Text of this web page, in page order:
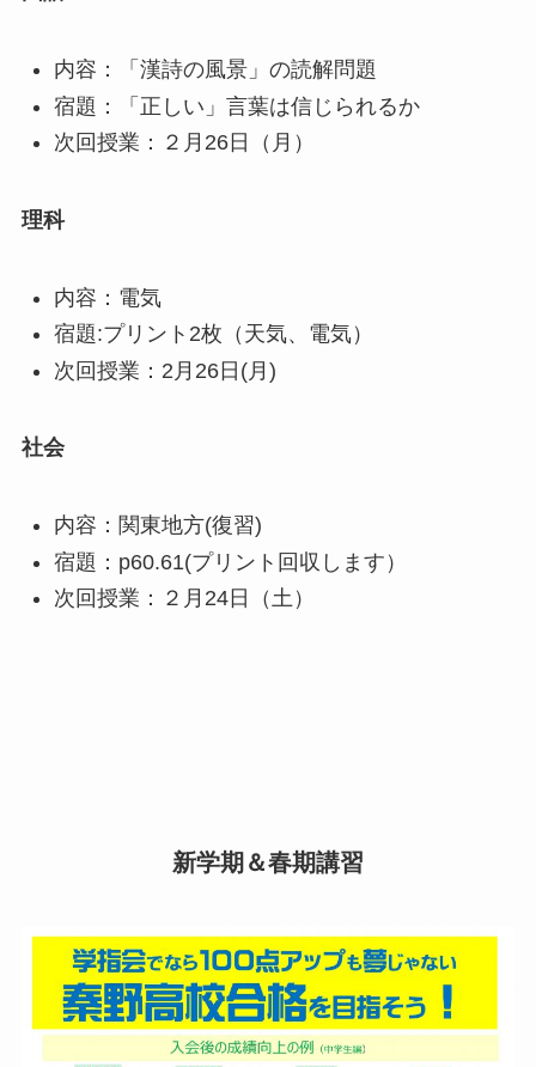
内容：「漢詩の風景」の読解問題
宿題：「正しい」言葉は信じられるか
次回授業：２月26日（月）
理科
内容：電気
宿題:プリント2枚（天気、電気）
次回授業：2月26日(月)
社会
内容：関東地方(復習)
宿題：p60.61(プリント回収します）
次回授業：２月24日（土）
新学期＆春期講習